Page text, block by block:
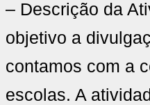
– Descrição da
objetivo a
contamos com a
escolas. A